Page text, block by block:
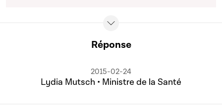
Réponse
2015-02-24
Lydia Mutsch • Ministre de la Santé